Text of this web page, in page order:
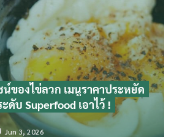
น์ของไข่ลวก เมนูราคาประหยัด
บ Superfood เอาไว้ !
Jun 3, 2026